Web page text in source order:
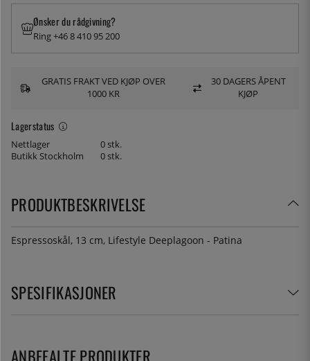
Lagerstatus
Nettlager
0 stk.
Butikk Stockholm
0 stk.
Ønsker du rådgivning?
Ring +46 8 410 95 200
GRATIS FRAKT VED KJØP OVER
1000 KR
30 DAGERS ÅPENT
KJØP
PRODUKTBESKRIVELSE
Espressoskål, 13 cm, Lifestyle Deeplagoon - Patina
SPESIFIKASJONER
ANBEFALTE PRODUKTER